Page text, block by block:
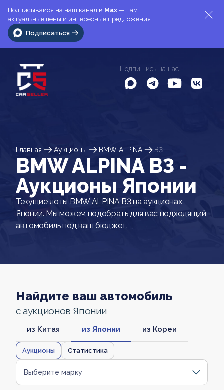
Подписывайся на наш канал в Max — там
актуальные цены и интересные предложения
Подписаться
Подпишись на нас
Главная Аукционы BMW ALPINA B3
BMW ALPINA B3 -
Аукционы Японии
Текущие лоты BMW ALPINA B3 на аукционах
Японии. Мы можем подобрать для вас подходящий
автомобиль под ваш бюджет.
Найдите ваш автомобиль
с аукционов Японии
из Китая из Японии из Кореи
Аукционы Статистика
Выберите марку